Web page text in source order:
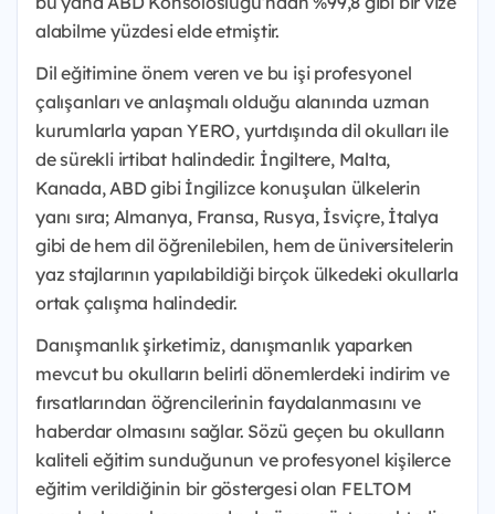
alabilme yüzdesi elde etmiştir.
Dil eğitimine önem veren ve bu işi profesyonel
çalışanları ve anlaşmalı olduğu alanında uzman
kurumlarla yapan YERO, yurtdışında dil okulları ile
de sürekli irtibat halindedir. İngiltere, Malta,
Kanada, ABD gibi İngilizce konuşulan ülkelerin
yanı sıra; Almanya, Fransa, Rusya, İsviçre, İtalya
gibi de hem dil öğrenilebilen, hem de üniversitelerin
yaz stajlarının yapılabildiği birçok ülkedeki okullarla
ortak çalışma halindedir.
Danışmanlık şirketimiz, danışmanlık yaparken
mevcut bu okulların belirli dönemlerdeki indirim ve
fırsatlarından öğrencilerinin faydalanmasını ve
haberdar olmasını sağlar. Sözü geçen bu okulların
kaliteli eğitim sunduğunun ve profesyonel kişilerce
eğitim verildiğinin bir göstergesi olan FELTOM